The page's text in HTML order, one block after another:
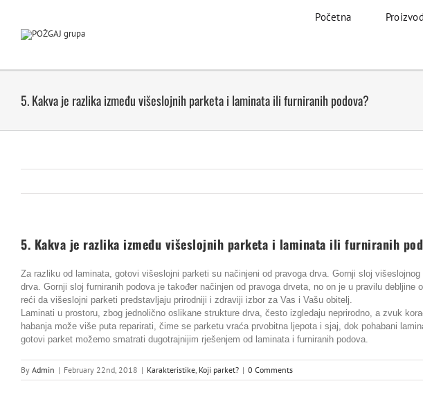
content
Početna
5. Kakva je razlika između višeslojnih parketa i laminata ili furniranih podova?
5. Kakva je razlika između višeslojnih parketa i laminata ili furniranih
Za razliku od laminata, gotovi višeslojni parketi su načinjeni od pravoga drva. Gornji sloj
drva. Gornji sloj furniranih podova je također načinjen od pravoga drveta, no on je u pravilu
reći da višeslojni parketi predstavljaju prirodniji i zdraviji izbor za Vas i Vašu obitelj.
Laminati u prostoru, zbog jednolično oslikane strukture drva, često izgledaju neprirodno, a zvuk
habanja može više puta reparirati, čime se parketu vraća prvobitna ljepota i sjaj, dok pohabani
gotovi parket možemo smatrati dugotrajnijim rješenjem od laminata i furniranih podova.
By Admin | February 22nd, 2018 | Karakteristike, Koji parket? | 0 Comments